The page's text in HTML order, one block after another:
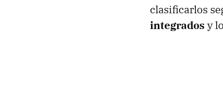
clasificarlos
integrados y